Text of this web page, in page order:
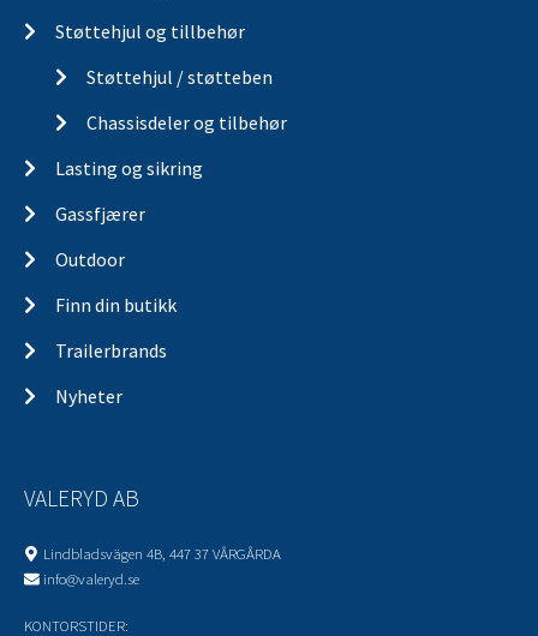
Støttehjul og tillbehør
Støttehjul / støtteben
Chassisdeler og tilbehør
Lasting og sikring
Gassfjærer
Outdoor
Finn din butikk
Trailerbrands
Nyheter
VALERYD AB
Lindbladsvägen 4B, 447 37 VÅRGÅRDA
info@valeryd.se
KONTORSTIDER: